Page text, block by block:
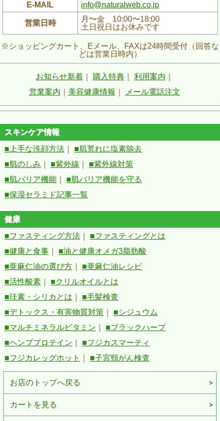
E-MAIL
info@naturalweb.co.jp
営業日時
月〜金 10:00〜18:00
土日祝日はお休みです
※ショッピングカート、Eメール、FAXは24時間受付（回答な
どは営業日時内）
お知らせ新着｜ 購入特典｜ 利用案内
営業案内
美容健康情報 メール電話注文
スキンケア情報
■上手な洗顔方法
■肌荒れに塩素除去
■肌のしみ
■紫外線
■紫外線対策
■肌バリア機能
■肌バリア機能を守る
■保湿セラミド記事一覧
健康
■ファスティング方法
■ファスティングとは
■健康と食事
■油と健康オメガ3脂肪酸
■亜麻仁油の選び方
■亜麻仁油レシピ
■活性酸素
■クリルオイルとは
■珪素・シリカとは
■毛髪検査
■デトックス・有害物質対策
■シジュウム
■マルチミネラルビタミン
■ブラックハーブ
■ヘンププロテイン
■フジカスマーティ
■フジカレッグホット
■子宮頸がん検査
お店のトップへ戻る
カートを見る